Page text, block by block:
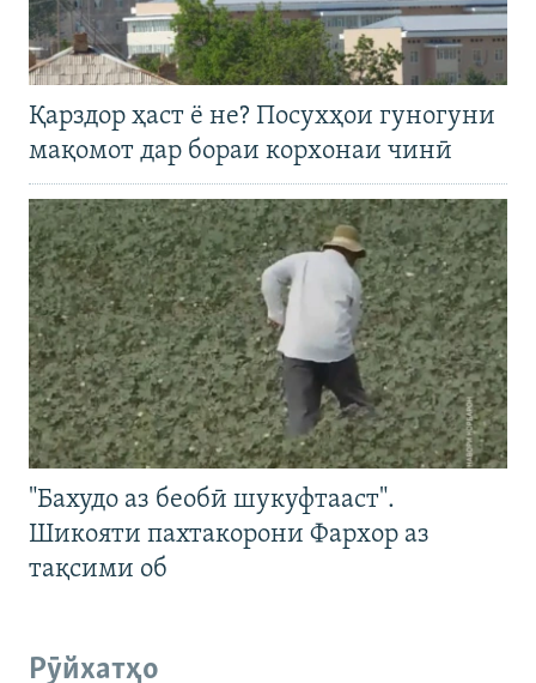
Қарздор ҳаст ё не? Посухҳои гуногуни
мақомот дар бораи корхонаи чинӣ
"Бахудо аз беобӣ шукуфтааст".
Шикояти пахтакорони Фархор аз
тақсими об
Рӯйхатҳо